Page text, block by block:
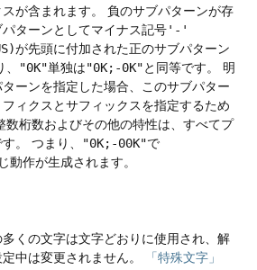
が含まれます。
負のサブパターンが存
ターンとしてマイナス記号'-'
が先頭に付加された正のサブパターン
"0K"単独は"0K;-0K"と同等です。
明
ーンを指定した場合、このサブパター
ィクスとサフィックスを指定するため
数桁数およびその他の特性は、すべてプ
。
つまり、 "0K;-00K"で
動作が生成されます。
くの文字は文字どおりに使用され、解
中は変更されません。
「特殊文字」